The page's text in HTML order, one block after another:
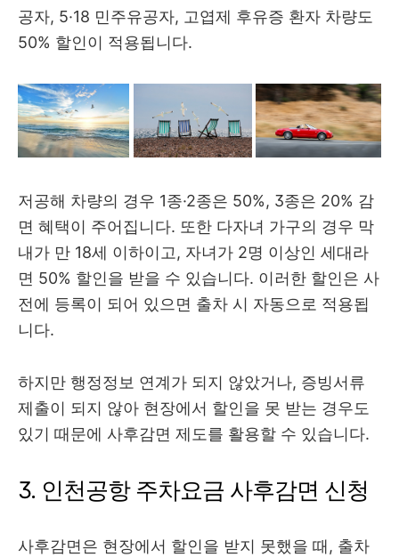
공자, 5·18 민주유공자, 고엽제 후유증 환자 차량도
50% 할인이 적용됩니다.
저공해 차량의 경우 1종·2종은 50%, 3종은 20% 감
면 혜택이 주어집니다. 또한 다자녀 가구의 경우 막
내가 만 18세 이하이고, 자녀가 2명 이상인 세대라
면 50% 할인을 받을 수 있습니다. 이러한 할인은 사
전에 등록이 되어 있으면 출차 시 자동으로 적용됩
니다.
하지만 행정정보 연계가 되지 않았거나, 증빙서류
제출이 되지 않아 현장에서 할인을 못 받는 경우도
있기 때문에 사후감면 제도를 활용할 수 있습니다.
3. 인천공항 주차요금 사후감면 신청
사후감면은 현장에서 할인을 받지 못했을 때, 출차